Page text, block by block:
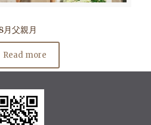
月父親月
Read more